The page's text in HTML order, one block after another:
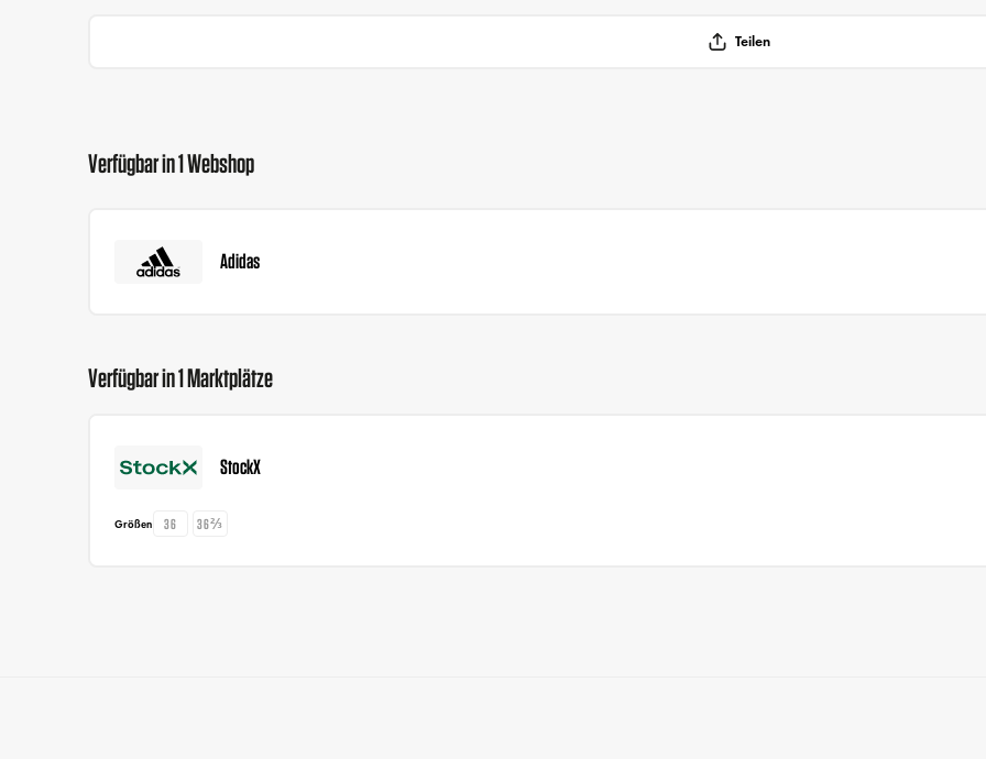
Teilen
Verfügbar in 1 Webshop
Adidas
Verfügbar in 1 Marktplätze
StockX
Größen 36 36⅔